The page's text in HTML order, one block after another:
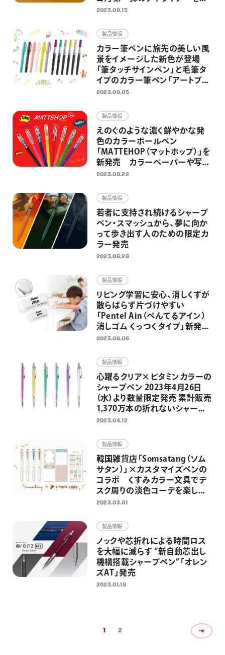
9/15（金）より発売 ～ブラック、
ーの全3色を展開～
2023.09.15
製品情報
カラー筆ペンに旅先の美しい風
景をイメージした新色が登場
「筆タッチサインペン」と毛筆タ
イプのカラー筆ペン「アートブラ
ッシュ」に、新色各6色が追加
2023.09.05
製品情報
えのぐのような濃く鮮やかな発
色のカラーボールペン
「MATTEHOP（マットホップ）」を
新発売 カラーペーパーや写
真、マスキングテープにもインパ
める
2023.08.22
製品情報
若者に支持され続けるシャープ
ペン・スマッシュから、夢に向か
って歩き出す人のための限定カ
ラー発売
2023.06.28
製品情報
リビング学習に安心、消しくずが
散らばらず片づけやすい
「Pentel Ain（ぺんてるアイン）
消しゴム くっつくタイプ」新発
売 シャープペン替芯と消しゴ
誕生
2023.06.06
製品情報
心躍るクリア×ビタミンカラーの
シャープペン 2023年4月26日
（水）より数量限定発売 累計販売
1,370万本の折れないシャープ
ペン「オレンズ」発売10周年企画
2023.04.12
製品情報
韓国雑貨店「Somsatang（ソム
サタン）」×カスタマイズペンの
コラボ くすみカラー文具でデ
スク周りの淡色コーデを楽しめ
る限定セットを発売
2023.03.01
製品情報
ノックや芯折れによる時間ロス
を大幅に減らす “新自動芯出し
機構搭載シャープペン”「オレン
ズAT」発売
2023.01.18
1 2